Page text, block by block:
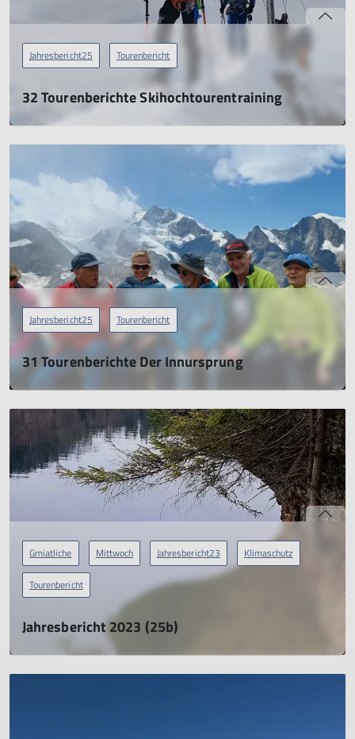
Jahresbericht25 Tourenbericht
32 Tourenberichte Skihochtourentraining
Jahresbericht 2025
mehr erfahren
Jahresbericht25 Tourenbericht
31 Tourenberichte Der Innursprung
Jahresbericht 2025
mehr erfahren
Gmiatliche Mittwoch Jahresbericht23 Klimaschutz
Tourenbericht
Jahresbericht 2023 (25b)
Vier Seenwanderung